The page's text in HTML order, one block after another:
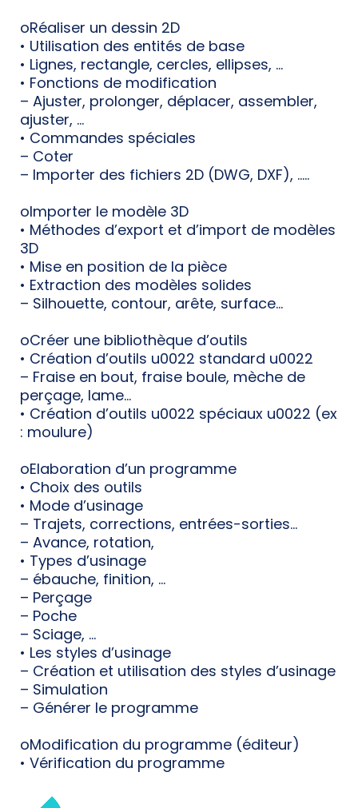
oRéaliser un dessin 2D
• Utilisation des entités de base
• Lignes, rectangle, cercles, ellipses, …
• Fonctions de modification
– Ajuster, prolonger, déplacer, assembler,
ajuster, …
• Commandes spéciales
– Coter
– Importer des fichiers 2D (DWG, DXF), …..
oImporter le modèle 3D
• Méthodes d’export et d’import de modèles
3D
• Mise en position de la pièce
• Extraction des modèles solides
– Silhouette, contour, arête, surface…
oCréer une bibliothèque d’outils
• Création d’outils u0022 standard u0022
– Fraise en bout, fraise boule, mèche de
perçage, lame…
• Création d’outils u0022 spéciaux u0022 (ex
: moulure)
oElaboration d’un programme
• Choix des outils
• Mode d’usinage
– Trajets, corrections, entrées-sorties…
– Avance, rotation,
• Types d’usinage
– ébauche, finition, …
– Perçage
– Poche
– Sciage, …
• Les styles d’usinage
– Création et utilisation des styles d’usinage
– Simulation
– Générer le programme
oModification du programme (éditeur)
• Vérification du programme